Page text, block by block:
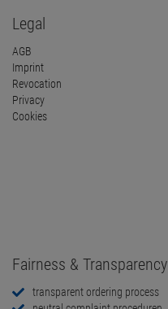
Legal
AGB
Imprint
Revocation
Privacy
Cookies
Fairness & Transparency
transparent ordering process